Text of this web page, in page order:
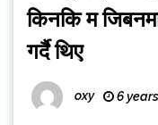
किनकि म
गर्दै थिए
oxy 6